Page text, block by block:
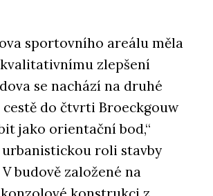
sportovního areálu měla
zlepšení
se nachází na druhé
do čtvrti Broeckgouw
jako orientační bod,“
roli stavby
budově založené na